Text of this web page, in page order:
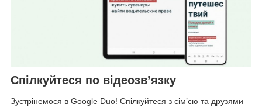
Спілкуйтеся по відеозв’язку
Зустрінемося в Google Duo! Спілкуйтеся з сім’єю та друзями